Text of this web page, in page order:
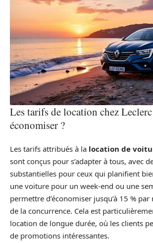
Les tarifs de location chez
économiser ?
Les tarifs attribués à la location de
sont conçus pour s’adapter à tous, avec
substantielles pour ceux qui planifient
une voiture pour un week-end ou une
permettre d’économiser jusqu’à 15 %
de la concurrence. Cela est
location de longue durée, où les clients
de promotions intéressantes.